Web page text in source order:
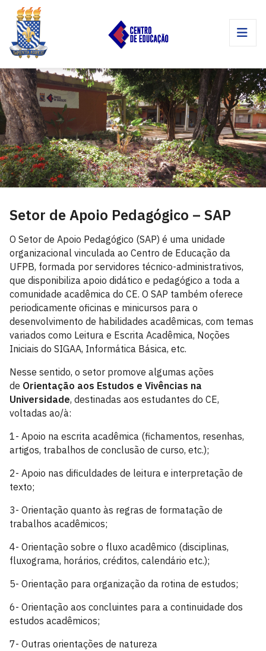
Setor de Apoio Pedagógico – SAP
O Setor de Apoio Pedagógico (SAP) é uma unidade
organizacional vinculada ao Centro de Educação da
UFPB, formada por servidores técnico-administrativos,
que disponibiliza apoio didático e pedagógico a toda a
comunidade acadêmica do CE. O SAP também oferece
periodicamente oficinas e minicursos para o
desenvolvimento de habilidades acadêmicas, com temas
variados como Leitura e Escrita Acadêmica, Noções
Iniciais do SIGAA, Informática Básica, etc.
Nesse sentido, o setor promove algumas ações
de Orientação aos Estudos e Vivências na
Universidade, destinadas aos estudantes do CE,
voltadas ao/à:
1- Apoio na escrita acadêmica (fichamentos, resenhas,
artigos, trabalhos de conclusão de curso, etc.);
2- Apoio nas dificuldades de leitura e interpretação de
texto;
3- Orientação quanto às regras de formatação de
trabalhos acadêmicos;
4- Orientação sobre o fluxo acadêmico (disciplinas,
fluxograma, horários, créditos, calendário etc.);
5- Orientação para organização da rotina de estudos;
6- Orientação aos concluintes para a continuidade dos
estudos acadêmicos;
7- Outras orientações de natureza